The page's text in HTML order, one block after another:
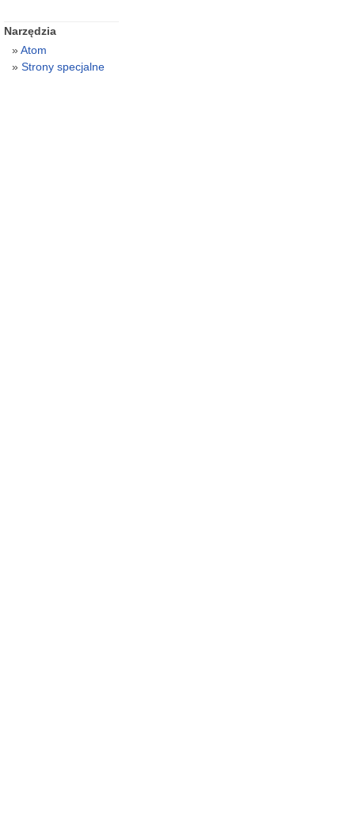
Narzędzia
Atom
Strony specjalne